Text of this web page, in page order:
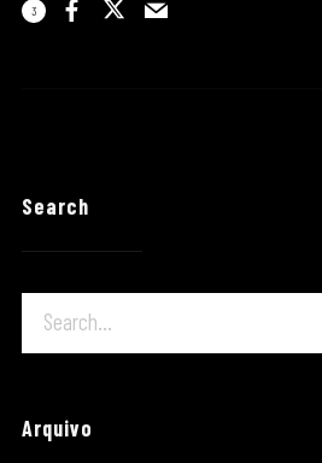
3
Search
Arquivo